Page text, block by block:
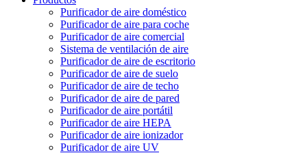
Purificador de aire doméstico
Purificador de aire para coche
Purificador de aire comercial
Sistema de ventilación de aire
Purificador de aire de escritorio
Purificador de aire de suelo
Purificador de aire de techo
Purificador de aire de pared
Purificador de aire portátil
Purificador de aire HEPA
Purificador de aire ionizador
Purificador de aire UV